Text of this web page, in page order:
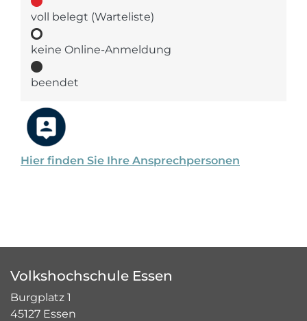
Hier finden Sie Ihre Ansprechpersonen
voll belegt (Warteliste)
keine Online-Anmeldung
beendet
Volkshochschule Essen
Burgplatz 1
45127 Essen